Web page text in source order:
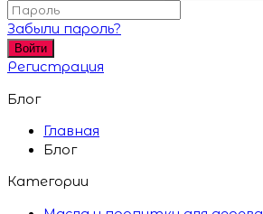
Забыли пароль?
Войти
Регистрация
Блог
Главная
Блог
Категории